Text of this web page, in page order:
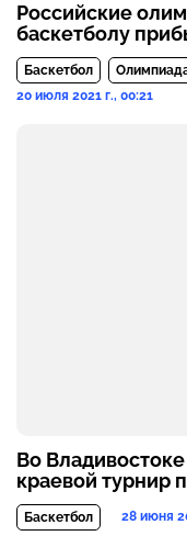
Российские
баскетболу
Баскетбол
20 июля 2021 г., 00:21
Во
краевой турнир
Баскетбол 28 июня